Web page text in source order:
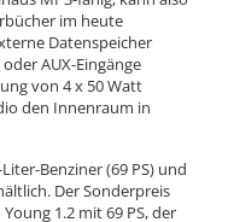
im heute
Datenspeicher
AUX-Eingänge
von 4 x 50 Watt
den Innenraum in
Benziner (69 PS) und
Der Sonderpreis
1.2 mit 69 PS, der